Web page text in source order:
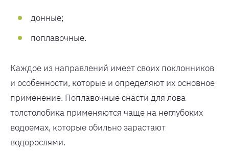
донные;
поплавочные.
Каждое из направлений имеет своих поклонников
и особенности, которые и определяют их основное
применение. Поплавочные снасти для лова
толстолобика применяются чаще на неглубоких
водоемах, которые обильно зарастают
водорослями.